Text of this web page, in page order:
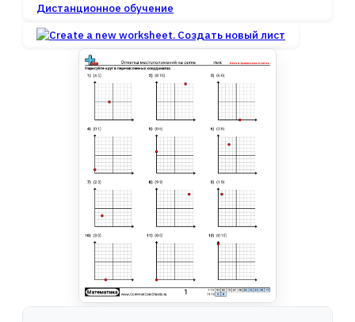
Дистанционное обучение
Создать новый лист